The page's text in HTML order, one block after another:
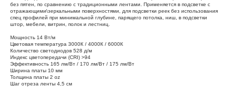
без пятен, по сравнению с традиционными лентами. Применяется в подсветке с
отражающими\зеркальными поверхностями, для подсветки реек без использования
спец профилей при минимальной глубине, парящего потолка, ниш, в подсветки
штор, мебели, витрин, полок и лестниц.
Мощность 14 Вт/м
Цветовая температура 3000К / 4000К / 6000К
Количество светодиодов 528 д/м
Индекс цветопередачи (CRI) >94
Эффективность 165 лм/Вт / 170 лм/Вт / 175 лм/Вт
Ширина платы 10 мм
Толщина платы 2 oz
Шаг отреза ленты 4,5 cм